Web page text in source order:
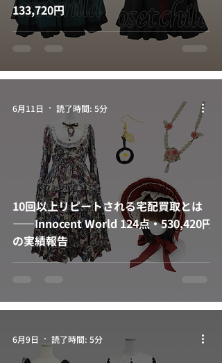
133,720円
10回以上リピートされる宅配買取とは
——Innocent World 124点・530,420円
の実績報告
6月11日 読了時間: 5分
6月9日 読了時間: 5分